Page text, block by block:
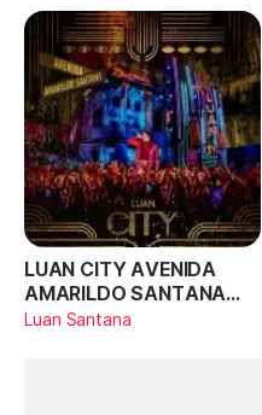
LUAN CITY AVENIDA
AMARILDO SANTANA
(Ao Vivo)
Luan Santana